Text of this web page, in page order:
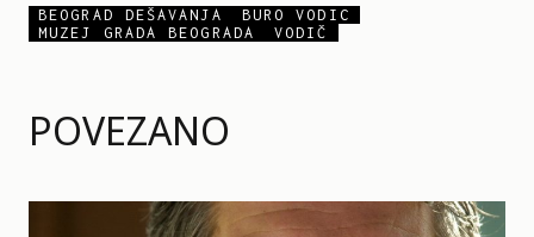
POVEZANO
BEOGRAD DEŠAVANJA
BURO VODIC
MUZEJ GRADA BEOGRADA
VODIČ